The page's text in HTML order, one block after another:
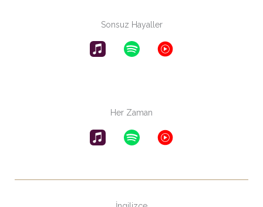
Sonsuz Hayaller
Her Zaman